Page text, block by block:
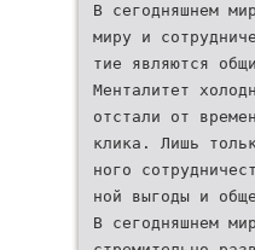
В сегодняшнем
миру и
тие являются
Менталитет
отстали от
клика. Лишь
ного
ной выгоды и
В сегодняшнем